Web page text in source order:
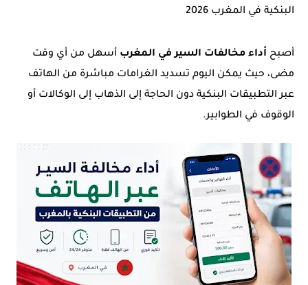
البنكية في المغرب 2026
أصبح أداء مخالفات السير في المغرب أسهل من أي وقت
مضى، حيث يمكن اليوم تسديد الغرامات مباشرة من الهاتف
عبر التطبيقات البنكية دون الحاجة إلى الذهاب إلى الوكالات أو
الوقوف في الطوابير.